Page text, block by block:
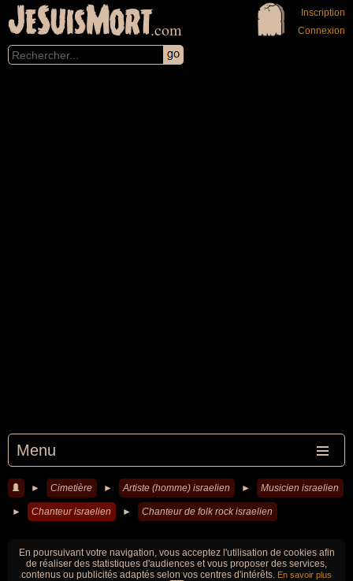
JeSuisMort.com
Menu
Inscription
Connexion
► Cimetière ► Artiste (homme) israelien ► Musicien israelien
► Chanteur israelien ► Chanteur de folk rock israelien
En poursuivant votre navigation, vous acceptez l'utilisation de cookies afin
de réaliser des statistiques d'audiences et vous proposer des services,
contenus ou publicités adaptés selon vos centres d'intérêts. En savoir plus